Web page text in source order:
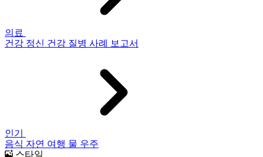
의료
건강 정신 건강 질병 사례 보고서
인기
음식 자연 여행 물 우주
스타일